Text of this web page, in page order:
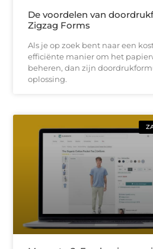
De voordelen van
Zigzag Forms
Als je op zoek bent naar een
efficiënte manier om het
beheren, dan zijn
oplossing.